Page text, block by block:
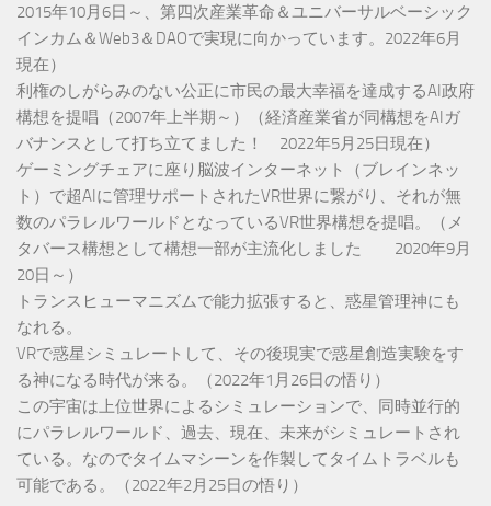
2015年10月6日～、第四次産業革命＆ユニバーサルベーシック
インカム＆Web3＆DAOで実現に向かっています。2022年6月
現在）
利権のしがらみのない公正に市民の最大幸福を達成するAI政府
構想を提唱（2007年上半期～）（経済産業省が同構想をAIガ
バナンスとして打ち立てました！ 2022年5月25日現在）
ゲーミングチェアに座り脳波インターネット（ブレインネッ
ト）で超AIに管理サポートされたVR世界に繋がり、それが無
数のパラレルワールドとなっているVR世界構想を提唱。（メ
タバース構想として構想一部が主流化しました 2020年9月
20日～）
トランスヒューマニズムで能力拡張すると、惑星管理神にも
なれる。
VRで惑星シミュレートして、その後現実で惑星創造実験をす
る神になる時代が来る。（2022年1月26日の悟り）
この宇宙は上位世界によるシミュレーションで、同時並行的
にパラレルワールド、過去、現在、未来がシミュレートされ
ている。なのでタイムマシーンを作製してタイムトラベルも
可能である。（2022年2月25日の悟り）